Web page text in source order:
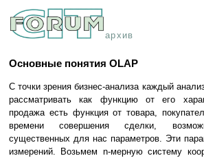
архив
Основные понятия OLAP
С точки зрения бизнес-анализа каждый
рассматривать как функцию от его
продажа есть функция от товара,
времени совершения сделки,
существенных для нас параметров. Эти
измерений. Возьмем n-мерную систему